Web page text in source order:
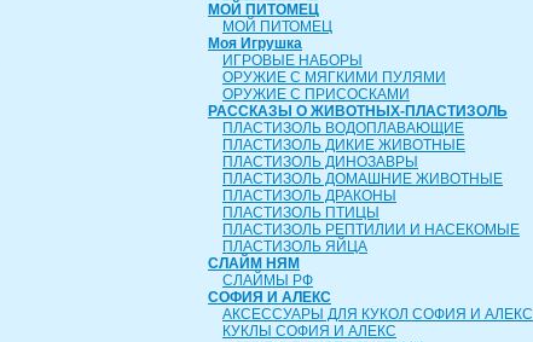
МОЙ ПИТОМЕЦ
МОЙ ПИТОМЕЦ
Моя Игрушка
ИГРОВЫЕ НАБОРЫ
ОРУЖИЕ С МЯГКИМИ ПУЛЯМИ
ОРУЖИЕ С ПРИСОСКАМИ
РАССКАЗЫ О ЖИВОТНЫХ-ПЛАСТИЗОЛЬ
ПЛАСТИЗОЛЬ ВОДОПЛАВАЮЩИЕ
ПЛАСТИЗОЛЬ ДИКИЕ ЖИВОТНЫЕ
ПЛАСТИЗОЛЬ ДИНОЗАВРЫ
ПЛАСТИЗОЛЬ ДОМАШНИЕ ЖИВОТНЫЕ
ПЛАСТИЗОЛЬ ДРАКОНЫ
ПЛАСТИЗОЛЬ ПТИЦЫ
ПЛАСТИЗОЛЬ РЕПТИЛИИ И НАСЕКОМЫЕ
ПЛАСТИЗОЛЬ ЯЙЦА
СЛАЙМ НЯМ
СЛАЙМЫ РФ
СОФИЯ И АЛЕКС
АКСЕССУАРЫ ДЛЯ КУКОЛ СОФИЯ И АЛЕКС
КУКЛЫ СОФИЯ И АЛЕКС